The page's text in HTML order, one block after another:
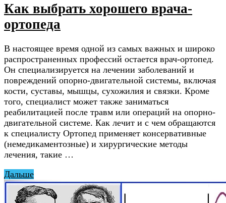
Как выбрать хорошего врача-
ортопеда
В настоящее время одной из самых важных и широко
распространенных профессий остается врач-ортопед.
Он специализируется на лечении заболеваний и
повреждений опорно-двигательной системы, включая
кости, суставы, мышцы, сухожилия и связки. Кроме
того, специалист может также заниматься
реабилитацией после травм или операций на опорно-
двигательной системе. Как лечит и с чем обращаются
к специалисту Ортопед применяет консервативные
(немедикаментозные) и хирургические методы
лечения, такие …
Дальше